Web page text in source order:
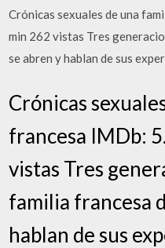
Crónicas sexuales de una
min 262 vistas Tres
se abren y hablan de sus
Crónicas
francesa IMDb:
vistas Tres
familia francesa
hablan de sus